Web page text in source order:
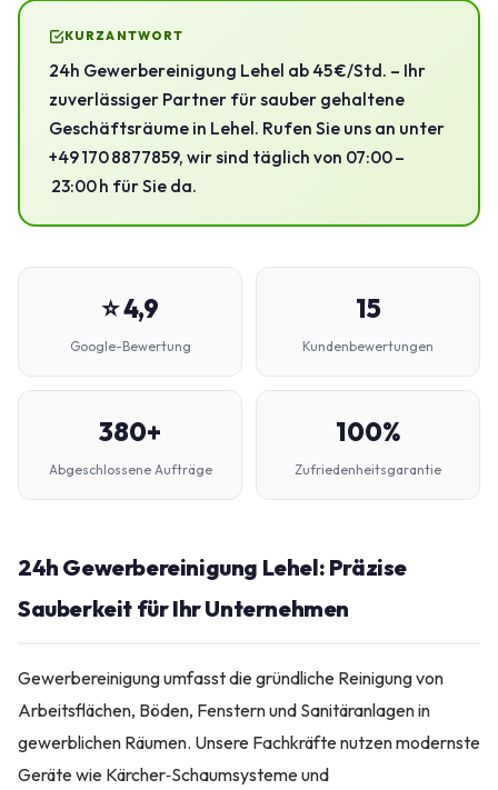
KURZANTWORT
24h Gewerbereinigung Lehel ab 45 €/Std. – Ihr
zuverlässiger Partner für sauber gehaltene
Geschäftsräume in Lehel. Rufen Sie uns an unter
+49 170 8877859, wir sind täglich von 07:00 –
23:00 h für Sie da.
⭐ 4,9
Google-Bewertung
15
Kundenbewertungen
380+
Abgeschlossene Aufträge
100%
Zufriedenheitsgarantie
24h Gewerbereinigung Lehel: Präzise
Sauberkeit für Ihr Unternehmen
Gewerbereinigung umfasst die gründliche Reinigung von
Arbeitsflächen, Böden, Fenstern und Sanitäranlagen in
gewerblichen Räumen. Unsere Fachkräfte nutzen modernste
Geräte wie Kärcher‑Schaumsysteme und